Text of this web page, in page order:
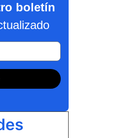
boletín